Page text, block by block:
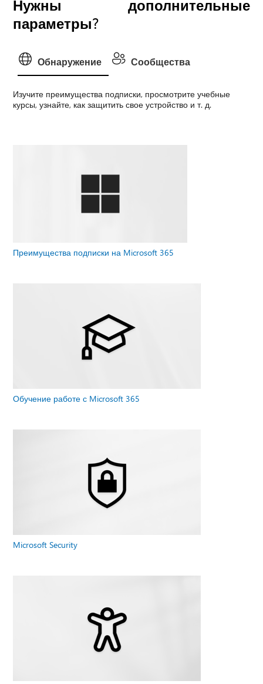
Нужны дополнительные
параметры?
Обнаружение Сообщества
Изучите преимущества подписки, просмотрите учебные
курсы, узнайте, как защитить свое устройство и т. д.
Преимущества подписки на Microsoft 365
Обучение работе с Microsoft 365
Microsoft Security